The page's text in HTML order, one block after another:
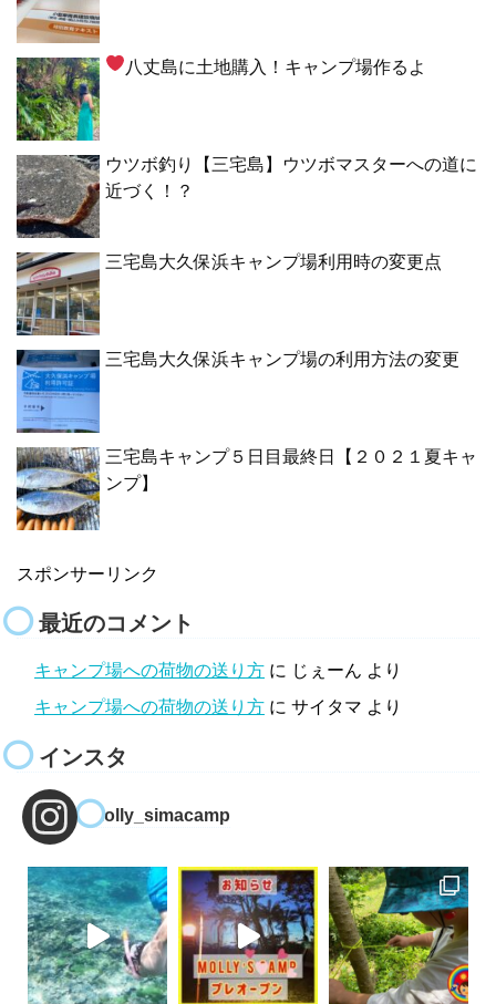
八丈島に土地購入！キャンプ場作るよ
ウツボ釣り【三宅島】ウツボマスターへの道に
近づく！？
三宅島大久保浜キャンプ場利用時の変更点
三宅島大久保浜キャンプ場の利用方法の変更
三宅島キャンプ５日目最終日【２０２１夏キャ
ンプ】
スポンサーリンク
最近のコメント
キャンプ場への荷物の送り方 に じぇーん より
キャンプ場への荷物の送り方 に サイタマ より
インスタ
molly_simacamp